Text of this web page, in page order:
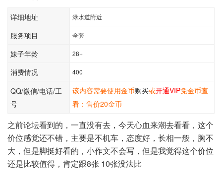
详细地址 渌水道附近
服务项目 全套
妹子年龄 28+
消费情况 400
QQ/微信/电话/工
号
该内容需要使用金币购买或开通VIP免金币查
看：售价20金币
之前论坛看到的，一直没有去，今天心血来潮去看看，这个
价位感觉还不错，主要是不机车，态度好，长相一般，胸不
大，但是脚挺好看的，小作文不会写，但是我觉得这个价位
还是比较值得，肯定跟8张 10张没法比